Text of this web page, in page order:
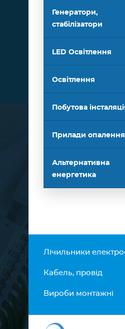
Генератори,
стабілізатори
LED Освітлення
Освітлення
Побутова
Прилади опалення
Альтернативна
енергетика
Лічильники
Кабель, провід
Вироби монтажні